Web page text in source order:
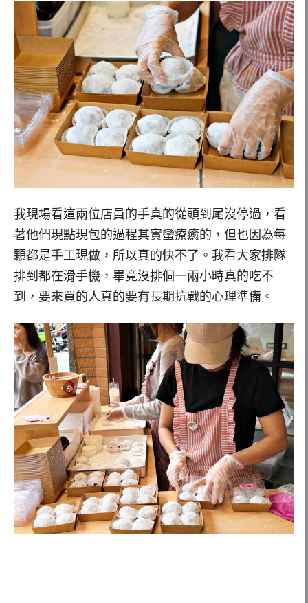
我現場看這兩位店員的手真的從頭到尾沒停過，看
著他們現點現包的過程其實蠻療癒的，但也因為每
顆都是手工現做，所以真的快不了。我看大家排隊
排到都在滑手機，畢竟沒排個一兩小時真的吃不
到，要來買的人真的要有長期抗戰的心理準備。